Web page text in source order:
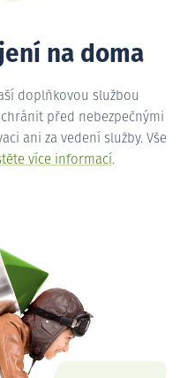
na doma
doplňkovou službou
před nebezpečnými
ani za vedení služby. Vše
více informací.